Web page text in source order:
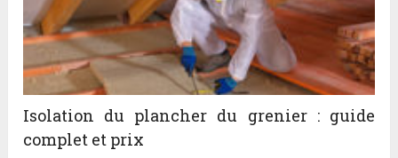
Isolation du plancher du grenier : guide
complet et prix